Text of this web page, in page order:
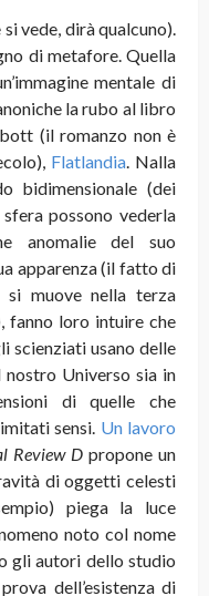
vede, dirà qualcuno).
di metafore. Quella
mentale di
la rubo al libro
(il romanzo non è
Flatlandia. Nalla
(dei
sferapossono vederla
anomalie del suo
apparenza (il fatto di
si muove nella terza
fanno loro intuire che
scienziati usano delle
nostro Universo sia in
di quelle che
sensi. Un lavoro
Review Dpropone un
di oggetti celesti
piega la luce
noto col nome
gli autori dello studio
dell’esistenza di